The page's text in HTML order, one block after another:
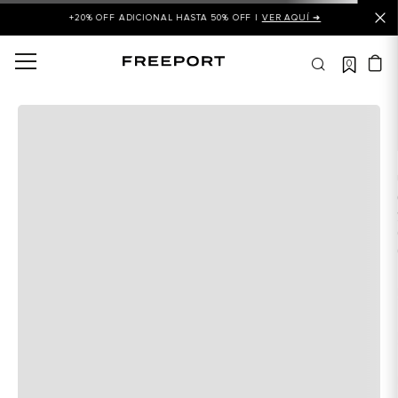
+20% OFF ADICIONAL HASTA 50% OFF | VER AQUÍ ➜
0